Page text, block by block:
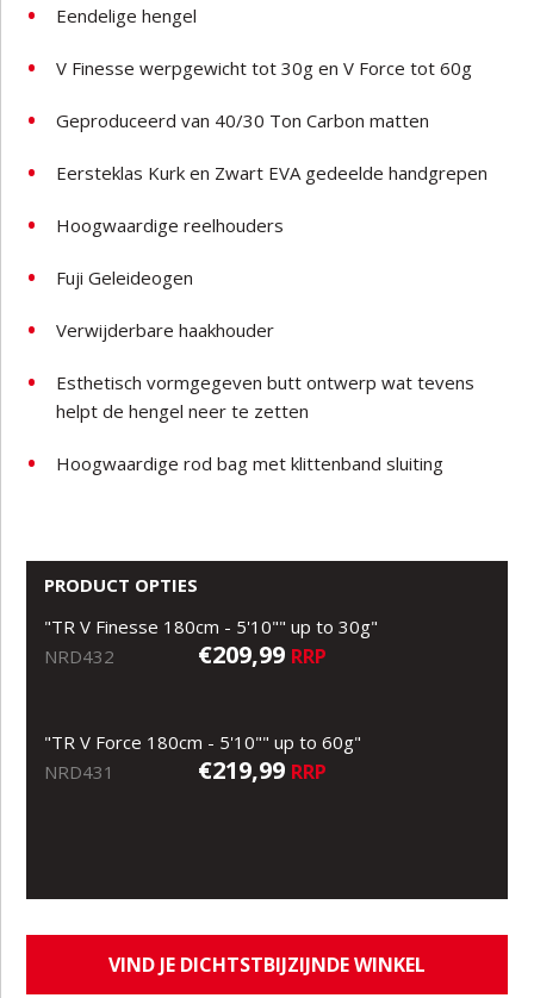
Eendelige hengel
V Finesse werpgewicht tot 30g en V Force tot 60g
Geproduceerd van 40/30 Ton Carbon matten
Eersteklas Kurk en Zwart EVA gedeelde handgrepen
Hoogwaardige reelhouders
Fuji Geleideogen
Verwijderbare haakhouder
Esthetisch vormgegeven butt ontwerp wat tevens
helpt de hengel neer te zetten
Hoogwaardige rod bag met klittenband sluiting
PRODUCT OPTIES
"TR V Finesse 180cm - 5'10"" up to 30g"
NRD432
€209,99 RRP
"TR V Force 180cm - 5'10"" up to 60g"
NRD431
€219,99 RRP
VIND JE DICHTSTBIJZIJNDE WINKEL